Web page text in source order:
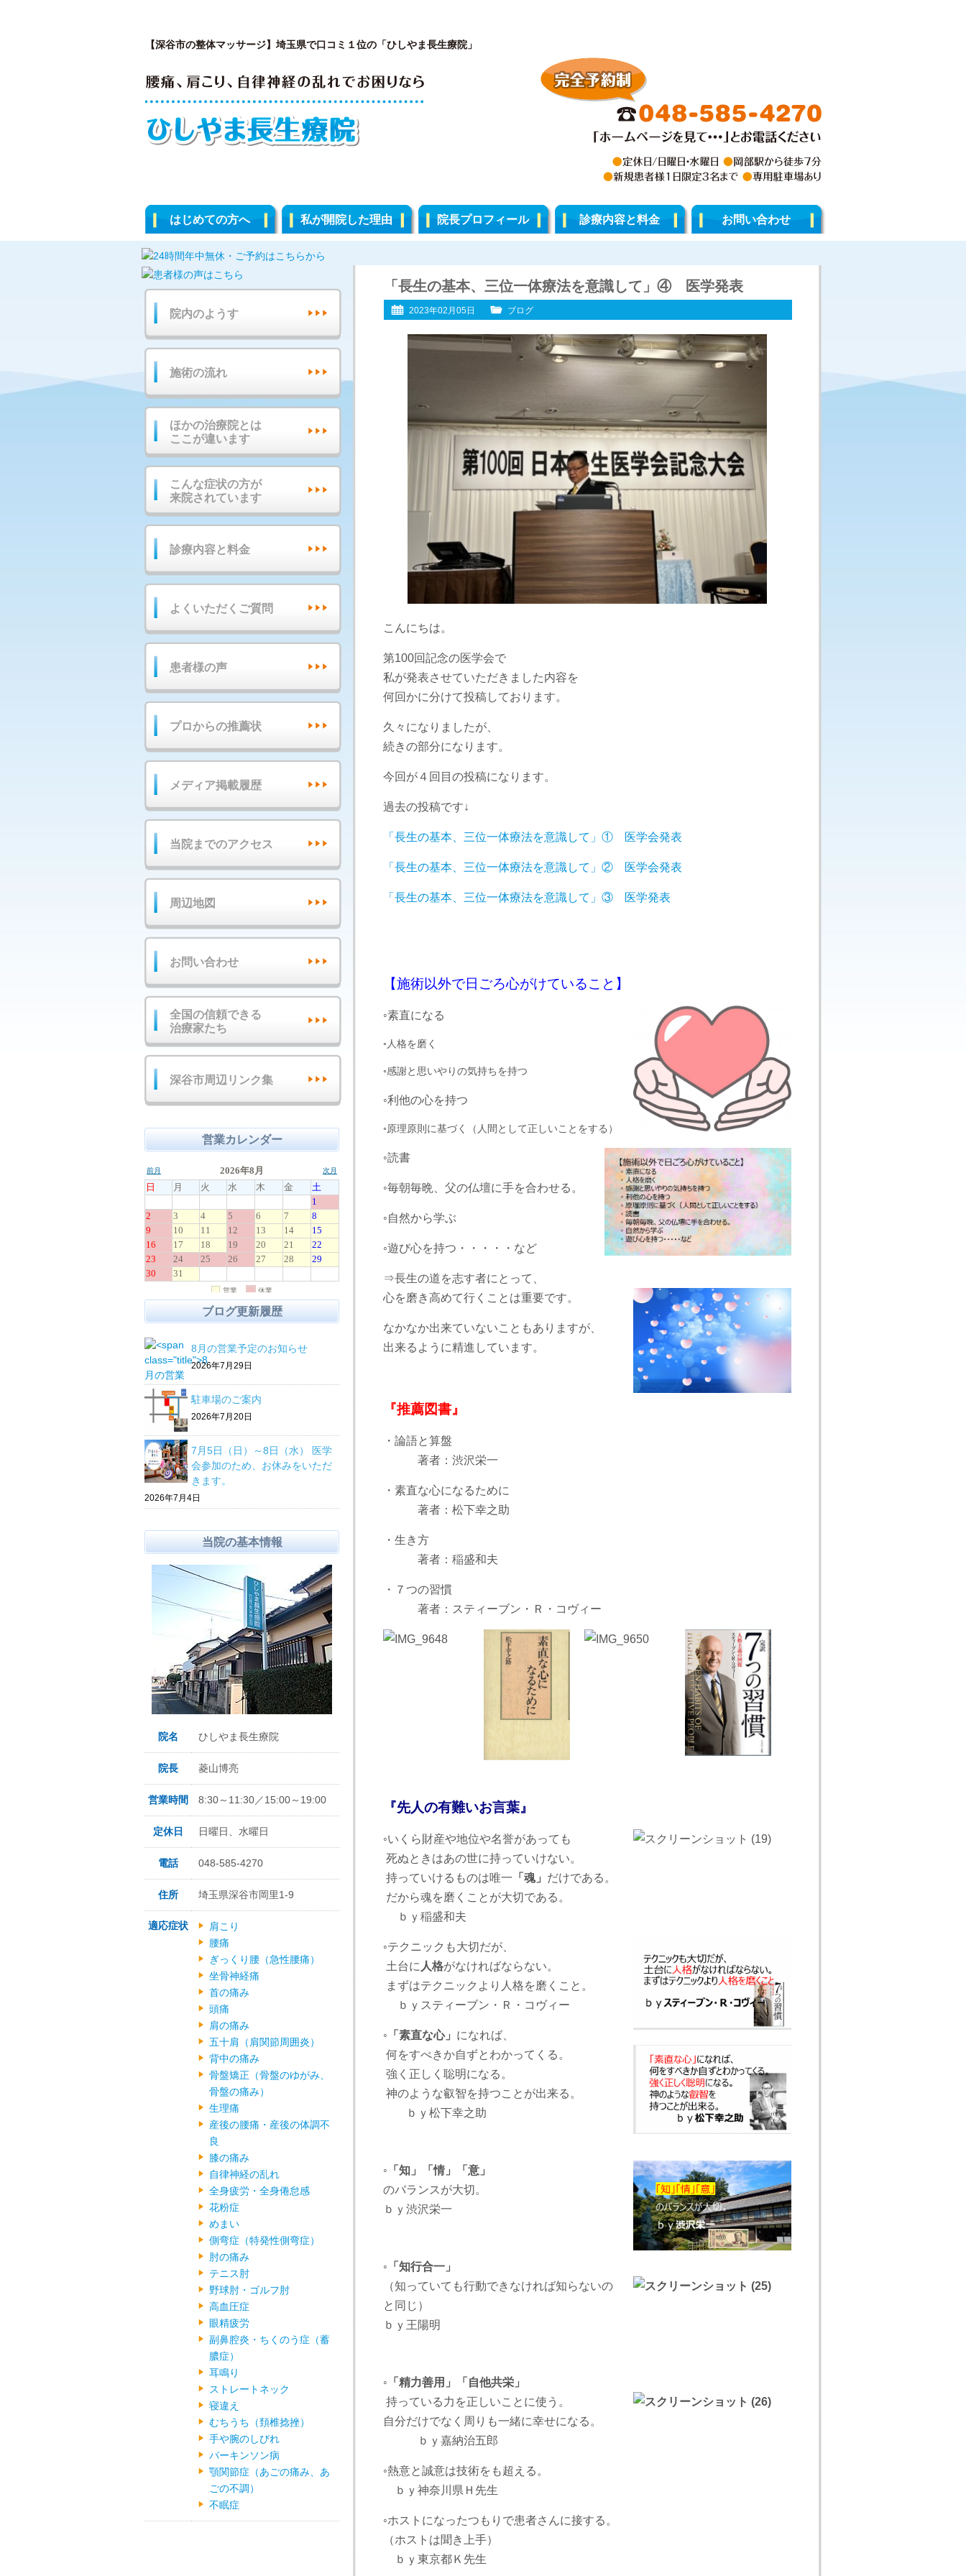
【深谷市の整体マッサージ】埼玉県で口コミ１位の「ひしやま長生療院」
はじめての方へ 私が開院した理由 院長プロフィール 診療内容と料金 お問い合わせ
「長生の基本、三位一体療法を意識して」④ 医学発表
2023年02月05日 ブログ
こんにちは。
第100回記念の医学会で
私が発表させていただきました内容を
何回かに分けて投稿しております。
久々になりましたが、
続きの部分になります。
今回が４回目の投稿になります。
過去の投稿です↓
「長生の基本、三位一体療法を意識して」① 医学会発表
「長生の基本、三位一体療法を意識して」② 医学会発表
「長生の基本、三位一体療法を意識して」③ 医学発表
【施術以外で日ごろ心がけていること】
◦素直になる
◦人格を磨く
◦感謝と思いやりの気持ちを持つ
◦利他の心を持つ
◦原理原則に基づく（人間として正しいことをする）
◦読書
◦毎朝毎晩、父の仏壇に手を合わせる。
◦自然から学ぶ
◦遊び心を持つ・・・・・など
⇒長生の道を志す者にとって、
心を磨き高めて行くことは重要です。
なかなか出来ていないこともありますが、
出来るように精進しています。
『推薦図書』
・論語と算盤
著者：渋沢栄一
・素直な心になるために
著者：松下幸之助
・生き方
著者：稲盛和夫
・７つの習慣
著者：スティーブン・Ｒ・コヴィー
『先人の有難いお言葉』
◦いくら財産や地位や名誉があっても
死ぬときはあの世に持っていけない。
持っていけるものは唯一 「魂」 だけである。
だから魂を磨くことが大切である。
ｂｙ稲盛和夫
◦テクニックも大切だが、
土台に 人格がなければならない。
まずはテクニックより人格を磨くこと。
ｂｙスティーブン・Ｒ・コヴィー
◦ 「素直な心」 になれば、
何をすべきか自ずとわかってくる。
強く正しく聡明になる。
神のような叡智を持つことが出来る。
ｂｙ松下幸之助
◦ 「知」「情」「意」
のバランスが大切。
ｂｙ渋沢栄一
◦ 「知行合一」
（知っていても行動できなければ知らないの
と同じ）
ｂｙ王陽明
◦ 「精力善用」「自他共栄」
持っている力を正しいことに使う。
自分だけでなく周りも一緒に幸せになる。
ｂｙ嘉納治五郎
◦熱意と誠意は技術をも超える。
ｂｙ神奈川県Ｈ先生
◦ホストになったつもりで患者さんに接する。
（ホストは聞き上手）
ｂｙ東京都Ｋ先生
院内のようす
施術の流れ
ほかの治療院とは
ここが違います
こんな症状の方が
来院されています
診療内容と料金
よくいただくご質問
患者様の声
プロからの推薦状
メディア掲載履歴
当院までのアクセス
周辺地図
お問い合わせ
全国の信頼できる
治療家たち
深谷市周辺リンク集
営業カレンダー
ブログ更新履歴
8月の営業予定のお知らせ
2026年7月29日
駐車場のご案内
2026年7月20日
7月5日（日）～8日（水） 医学
会参加のため、お休みをいただ
きます。
2026年7月4日
当院の基本情報
院名 ひしやま長生療院
院長 菱山博亮
営業時間 8:30～11:30／15:00～19:00
定休日 日曜日、水曜日
電話 048-585-4270
住所 埼玉県深谷市岡里1-9
適応症状
肩こり
腰痛
ぎっくり腰（急性腰痛）
坐骨神経痛
首の痛み
頭痛
肩の痛み
五十肩（肩関節周囲炎）
背中の痛み
骨盤矯正（骨盤のゆがみ、
骨盤の痛み）
生理痛
産後の腰痛・産後の体調不
良
膝の痛み
自律神経の乱れ
全身疲労・全身倦怠感
花粉症
めまい
側弯症（特発性側弯症）
肘の痛み
テニス肘
野球肘・ゴルフ肘
高血圧症
眼精疲労
副鼻腔炎・ちくのう症（蓄
膿症）
耳鳴り
ストレートネック
寝違え
むちうち（頚椎捻挫）
手や腕のしびれ
パーキンソン病
顎関節症（あごの痛み、あ
ごの不調）
不眠症